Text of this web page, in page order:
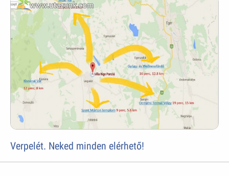
Verpelét. Neked minden elérhető!